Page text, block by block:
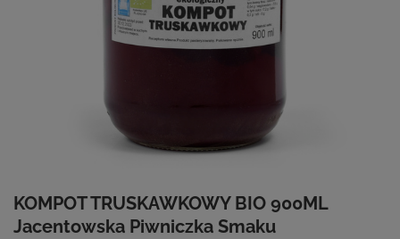
KOMPOT TRUSKAWKOWY BIO 900ML
Jacentowska Piwniczka Smaku